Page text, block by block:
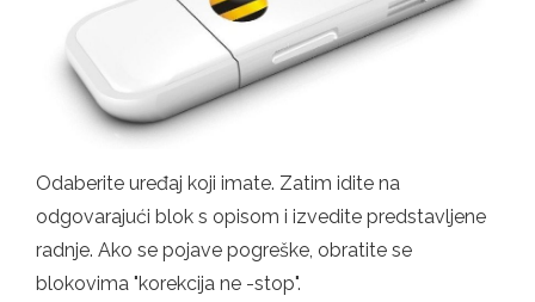
Odaberite uređaj koji imate. Zatim idite na
odgovarajući blok s opisom i izvedite predstavljene
radnje. Ako se pojave pogreške, obratite se
blokovima "korekcija ne -stop".